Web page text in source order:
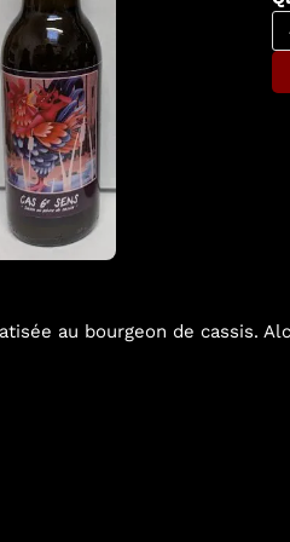
au bourgeon de cassis.